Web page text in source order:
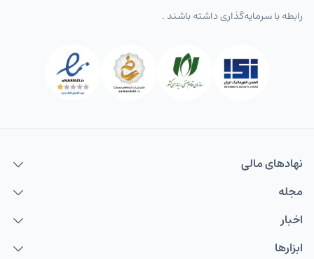
رابطه با سرمایه‌گذاری داشته باشند .
نهاد‌های مالی
مجله
اخبار
ابزارها